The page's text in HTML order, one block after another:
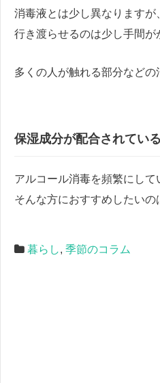
消毒液とは少し異なります
行き渡らせるのは少し手間が
多くの人が触れる部分など
保湿成分が配合されてい
アルコール消毒を頻繁にし
そんな方におすすめしたいの
暮らし, 季節のコラム